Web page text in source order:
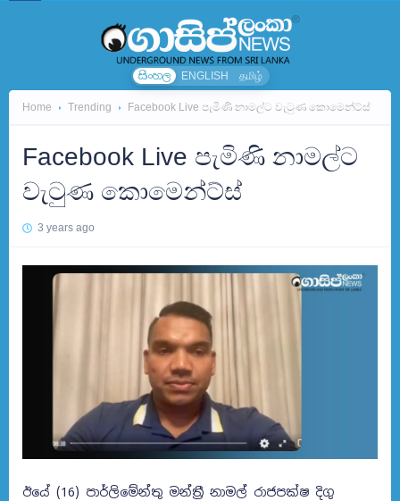
සිංහල ENGLISH தமிழ்
Home Trending Facebook Live පැමිණි නාමල්ට වැටුණ කොමෙන්ට්ස්
Facebook Live පැමිණි නාමල්ට
වැටුණ කොමෙන්ට්ස්
3 years ago
ඊයේ (16) පාර්ලිමේන්තු මන්ත්‍රී නාමල් රාජපක්ෂ දිගු